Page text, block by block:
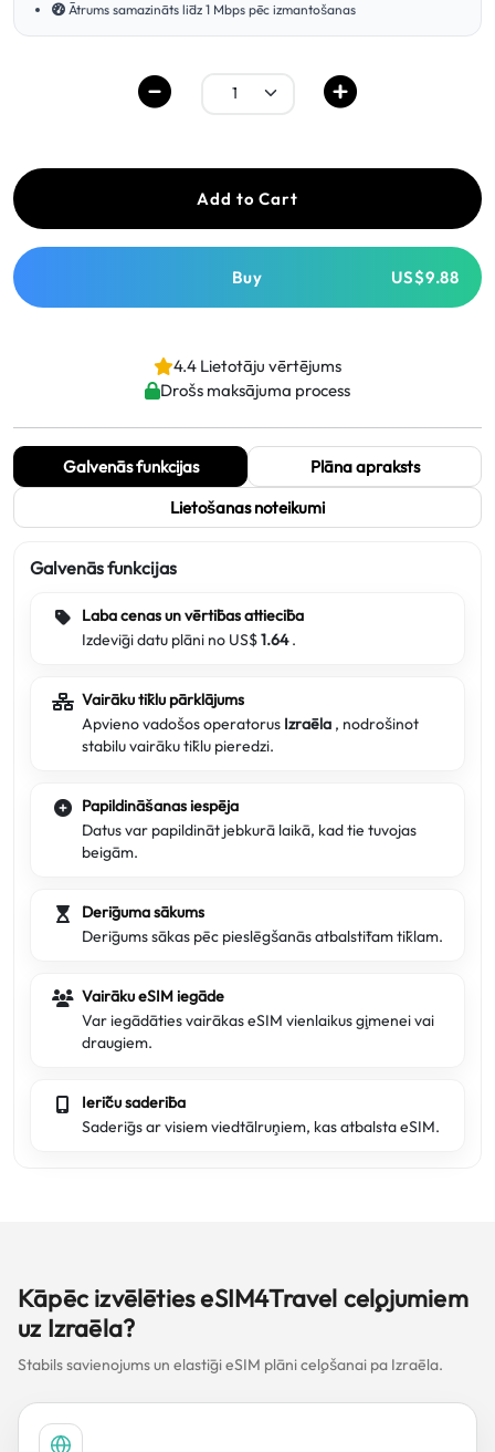
Ātrums samazināts līdz 1 Mbps pēc izmantošanas
Add to Cart
Buy US$9.88
4.4 Lietotāju vērtējums
Drošs maksājuma process
Galvenās funkcijas
Plāna apraksts
Lietošanas noteikumi
Galvenās funkcijas
Laba cenas un vērtības attiecība
Izdevīgi datu plāni no US$1.64.
Vairāku tīklu pārklājums
Apvieno vadošos operatorus Izraēla , nodrošinot
stabilu vairāku tīklu pieredzi.
Papildināšanas iespēja
Datus var papildināt jebkurā laikā, kad tie tuvojas
beigām.
Derīguma sākums
Derīgums sākas pēc pieslēgšanās atbalstītam tīklam.
Vairāku eSIM iegāde
Var iegādāties vairākas eSIM vienlaikus ģimenei vai
draugiem.
Ierīču saderība
Saderīgs ar visiem viedtālruņiem, kas atbalsta eSIM.
Kāpēc izvēlēties eSIM4Travel ceļojumiem
uz Izraēla?
Stabils savienojums un elastīgi eSIM plāni ceļošanai pa Izraēla.